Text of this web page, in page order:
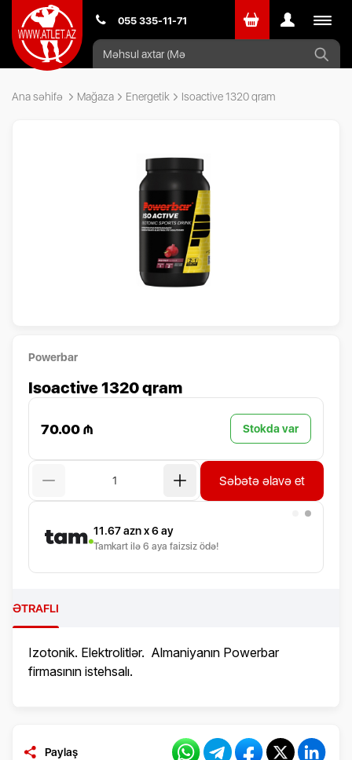
055 335-11-71
Toggle
Ana səhifə Mağaza Energetik Isoactive 1320 qram
Powerbar
Isoactive 1320 qram
70.00 ₼ Stokda var
Səbətə əlavə et
11.67azn x 6 ay
Tamkart ilə 6 aya faizsiz ödə!
ƏTRAFLI
Izotonik. Elektrolitlər. Almaniyanın Powerbar
firmasının istehsalı.
Paylaş